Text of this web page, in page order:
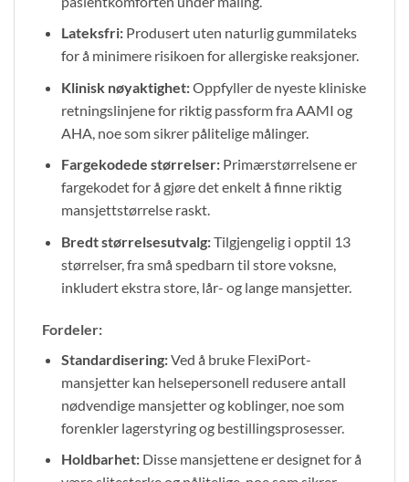
Lateksfri:Produsert uten naturlig gummilateks
for å minimere risikoen for allergiske reaksjoner.
Klinisk nøyaktighet:Oppfyller de nyeste kliniske
retningslinjene for riktig passform fra AAMI og
AHA, noe som sikrer pålitelige målinger.
Fargekodede størrelser:Primærstørrelsene er
fargekodet for å gjøre det enkelt å finne riktig
mansjettstørrelse raskt.
Bredt størrelsesutvalg:Tilgjengelig i opptil 13
størrelser, fra små spedbarn til store voksne,
inkludert ekstra store, lår- og lange mansjetter.
Fordeler:
Standardisering:Ved å bruke FlexiPort-
mansjetter kan helsepersonell redusere antall
nødvendige mansjetter og koblinger, noe som
forenkler lagerstyring og bestillingsprosesser.
Holdbarhet:Disse mansjettene er designet for å